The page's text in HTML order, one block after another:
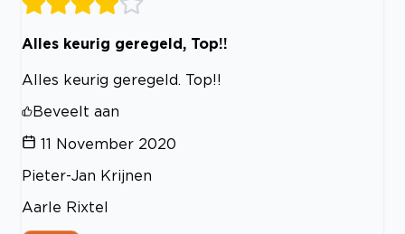
Alles keurig geregeld, Top!!
Alles keurig geregeld. Top!!
Beveelt aan
11 November 2020
Pieter-Jan Krijnen
Aarle Rixtel